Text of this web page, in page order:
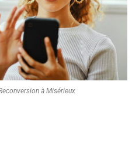
à Misérieux